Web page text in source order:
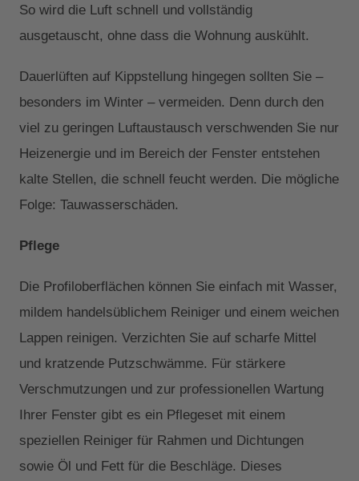
So wird die Luft schnell und vollständig
ausgetauscht, ohne dass die Wohnung auskühlt.
Dauerlüften auf Kippstellung hingegen sollten Sie –
besonders im Winter – vermeiden. Denn durch den
viel zu geringen Luftaustausch verschwenden Sie nur
Heizenergie und im Bereich der Fenster entstehen
kalte Stellen, die schnell feucht werden. Die mögliche
Folge: Tauwasserschäden.
Pflege
Die Profiloberflächen können Sie einfach mit Wasser,
mildem handelsüblichem Reiniger und einem weichen
Lappen reinigen. Verzichten Sie auf scharfe Mittel
und kratzende Putzschwämme. Für stärkere
Verschmutzungen und zur professionellen Wartung
Ihrer Fenster gibt es ein Pflegeset mit einem
speziellen Reiniger für Rahmen und Dichtungen
sowie Öl und Fett für die Beschläge. Dieses